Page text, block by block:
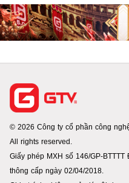
© 2026 Công ty cổ phần công
All rights reserved.
Giấy phép MXH số 146/GP-
thông cấp ngày 02/04/2018.